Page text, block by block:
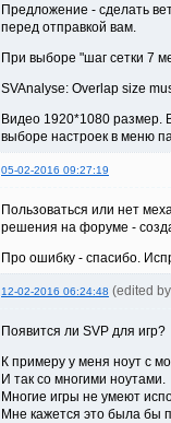
Предложение - сделать
перед отправкой вам.
При выборе "шаг сетки 7
SVAnalyse: Overlap size
Видео 1920*1080 размер.
выборе настроек в меню
05-02-2016 09:27:19
Пользоваться или нет
решения на форуме -
Про ошибку - спасибо.
12-02-2016 06:24:48 (edited
Появится ли SVP для игр?
К примеру у меня ноут с
И так со многими ноутами.
Многие игры не умеют
Мне кажется это была бы